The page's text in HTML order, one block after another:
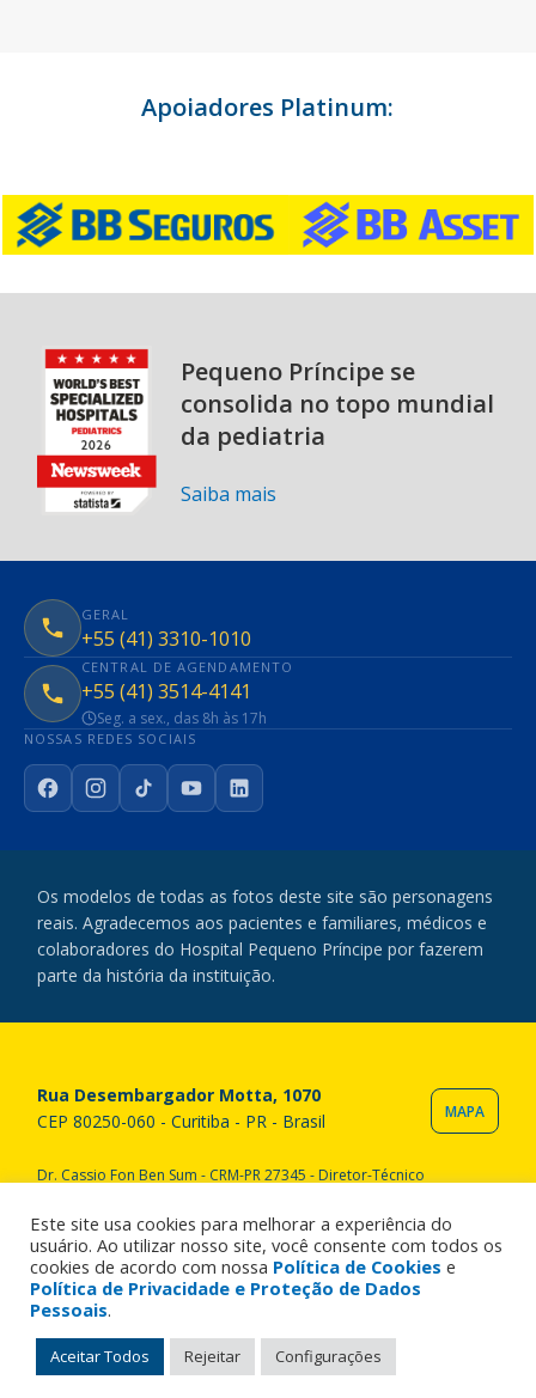
Apoiadores Platinum:
Pequeno Príncipe se
consolida no topo mundial
da pediatria
Saiba mais
GERAL
+55 (41) 3310-1010
CENTRAL DE AGENDAMENTO
+55 (41) 3514-4141
Seg. a sex., das 8h às 17h
NOSSAS REDES SOCIAIS
FacebookInstagram
TikTokYouTubeLinkedIn
Os modelos de todas as fotos deste site são personagens
reais. Agradecemos aos pacientes e familiares, médicos e
colaboradores do Hospital Pequeno Príncipe por fazerem
parte da história da instituição.
Rua Desembargador Motta, 1070
CEP 80250-060 - Curitiba - PR - Brasil
MAPA
Dr. Cassio Fon Ben Sum - CRM-PR 27345 - Diretor-Técnico
reservados. All rights reserved.
Este site usa cookies para melhorar a experiência do
usuário. Ao utilizar nosso site, você consente com todos os
cookies de acordo com nossa Política de Cookies e
Política de Privacidade e Proteção de Dados
Pessoais.
Aceitar Todos Rejeitar Configurações